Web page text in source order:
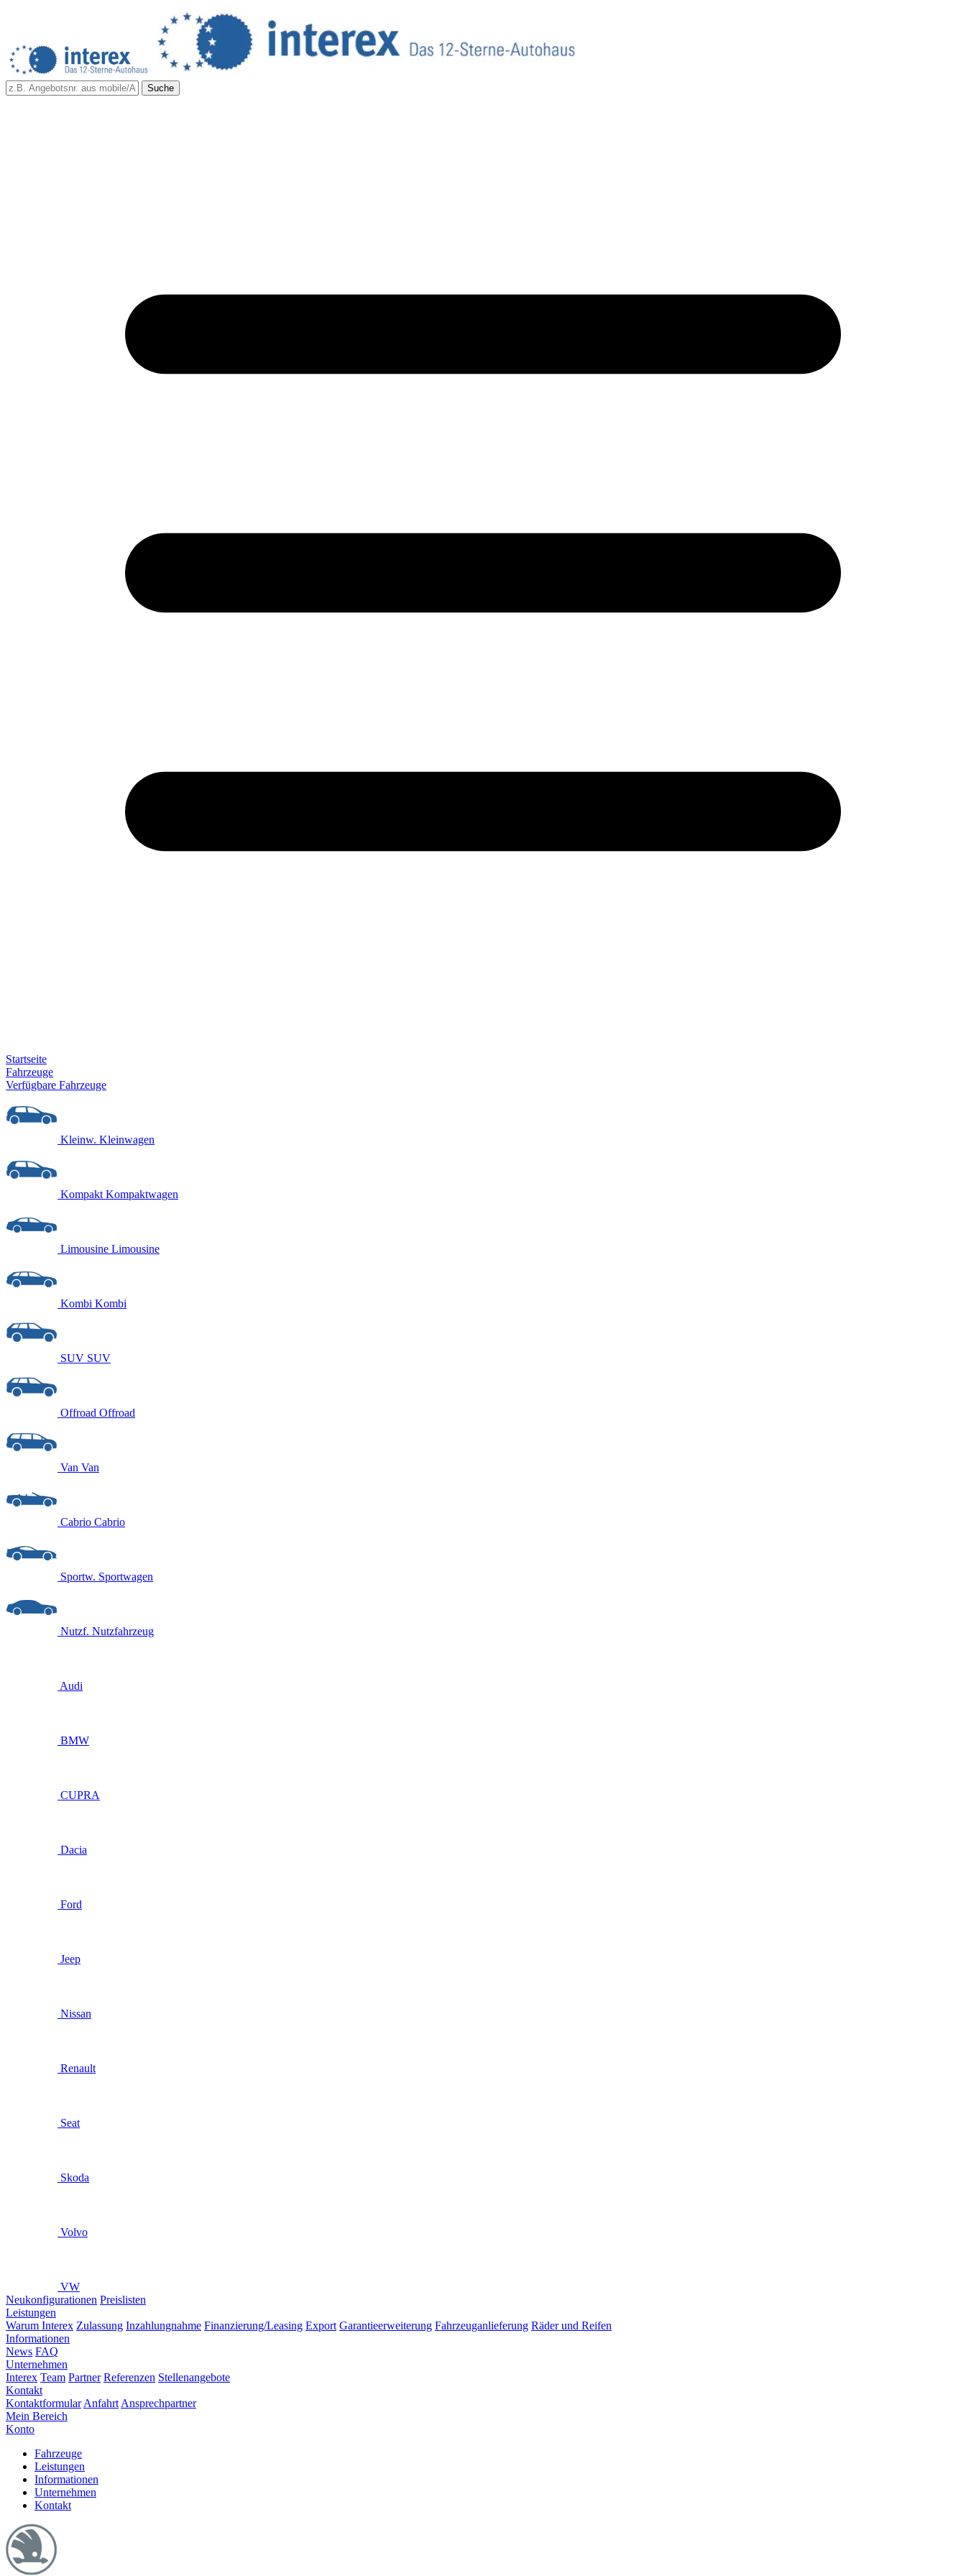
Suche
Startseite
Fahrzeuge
Verfügbare Fahrzeuge
Kleinw. Kleinwagen
Kompakt Kompaktwagen
Limousine Limousine
Kombi Kombi
SUV SUV
Offroad Offroad
Van Van
Cabrio Cabrio
Sportw. Sportwagen
Nutzf. Nutzfahrzeug
Audi
BMW
CUPRA
Dacia
Ford
Jeep
Nissan
Renault
Seat
Skoda
Volvo
VW
Neukonfigurationen Preislisten
Leistungen
Warum Interex Zulassung Inzahlungnahme Finanzierung/Leasing Export Garantieerweiterung Fahrzeuganlieferung Räder und Reifen
Informationen
News FAQ
Unternehmen
Interex Team Partner Referenzen Stellenangebote
Kontakt
Kontaktformular Anfahrt Ansprechpartner
Mein Bereich
Konto
Fahrzeuge
Leistungen
Informationen
Unternehmen
Kontakt